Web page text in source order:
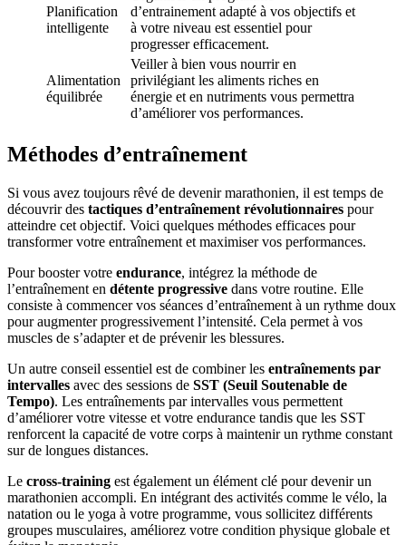
Planification
intelligente
d’entrainement adapté à vos objectifs et
à votre niveau est essentiel pour
progresser efficacement.
Alimentation
équilibrée
Veiller à bien vous nourrir en
privilégiant les aliments riches en
énergie et en nutriments vous permettra
d’améliorer vos performances.
Méthodes d’entraînement
Si vous avez toujours rêvé de devenir marathonien, il est temps de
découvrir des tactiques d’entraînement révolutionnaires pour
atteindre cet objectif. Voici quelques méthodes efficaces pour
transformer votre entraînement et maximiser vos performances.
Pour booster votre endurance, intégrez la méthode de
l’entraînement en détente progressive dans votre routine. Elle
consiste à commencer vos séances d’entraînement à un rythme doux
pour augmenter progressivement l’intensité. Cela permet à vos
muscles de s’adapter et de prévenir les blessures.
Un autre conseil essentiel est de combiner les entraînements par
intervalles avec des sessions de SST (Seuil Soutenable de
Tempo). Les entraînements par intervalles vous permettent
d’améliorer votre vitesse et votre endurance tandis que les SST
renforcent la capacité de votre corps à maintenir un rythme constant
sur de longues distances.
Le cross-training est également un élément clé pour devenir un
marathonien accompli. En intégrant des activités comme le vélo, la
natation ou le yoga à votre programme, vous sollicitez différents
groupes musculaires, améliorez votre condition physique globale et